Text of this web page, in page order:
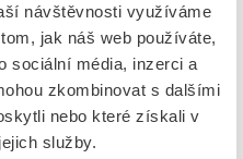
návštěvnosti využíváme
jak náš web používáte,
sociální média, inzerci a
zkombinovat s dalšími
nebo které získali v
služby.
1,2m pro malé zásuvkové